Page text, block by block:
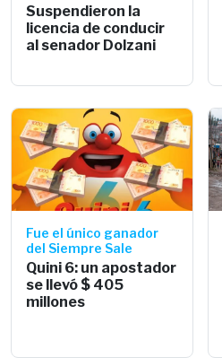
Suspendieron la
licencia de conducir
al senador Dolzani
Fue el único ganador
del Siempre Sale
Quini 6: un apostador
se llevó $ 405
millones